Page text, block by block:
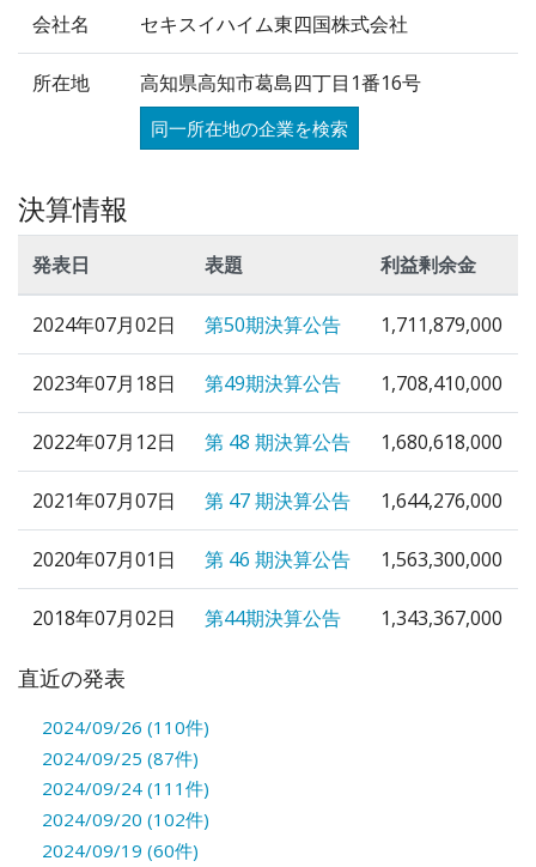
会社名 セキスイハイム東四国株式会社
所在地 高知県高知市葛島四丁目1番16号
同一所在地の企業を検索
決算情報
発表日 表題 利益剰余金
2024年07月02日 第50期決算公告 1,711,879,000
2023年07月18日 第49期決算公告 1,708,410,000
2022年07月12日 第 48 期決算公告 1,680,618,000
2021年07月07日 第 47 期決算公告 1,644,276,000
2020年07月01日 第 46 期決算公告 1,563,300,000
2018年07月02日 第44期決算公告 1,343,367,000
直近の発表
2024/09/26 (110件)
2024/09/25 (87件)
2024/09/24 (111件)
2024/09/20 (102件)
2024/09/19 (60件)